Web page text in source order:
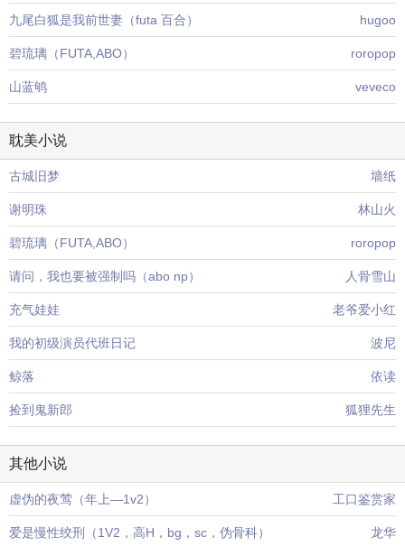
九尾白狐是我前世妻（futa 百合） hugoo
碧琉璃（FUTA,ABO） roropop
山蓝鸲 veveco
耽美小说
古城旧梦 墙纸
谢明珠 林山火
碧琉璃（FUTA,ABO） roropop
请问，我也要被强制吗（abo np） 人骨雪山
充气娃娃 老爷爱小红
我的初级演员代班日记 波尼
鲸落 依读
捡到鬼新郎 狐狸先生
其他小说
虚伪的夜莺（年上—1v2） 工口鉴赏家
爱是慢性绞刑（1V2，高H，bg，sc，伪骨科） 龙华